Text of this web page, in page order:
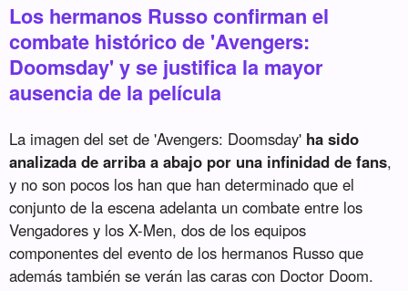
Los hermanos Russo confirman el
combate histórico de 'Avengers:
Doomsday' y se justifica la mayor
ausencia de la película
La imagen del set de 'Avengers: Doomsday' ha sido
analizada de arriba a abajo por una infinidad de fans,
y no son pocos los han que han determinado que el
conjunto de la escena adelanta un combate entre los
Vengadores y los X-Men, dos de los equipos
componentes del evento de los hermanos Russo que
además también se verán las caras con Doctor Doom.